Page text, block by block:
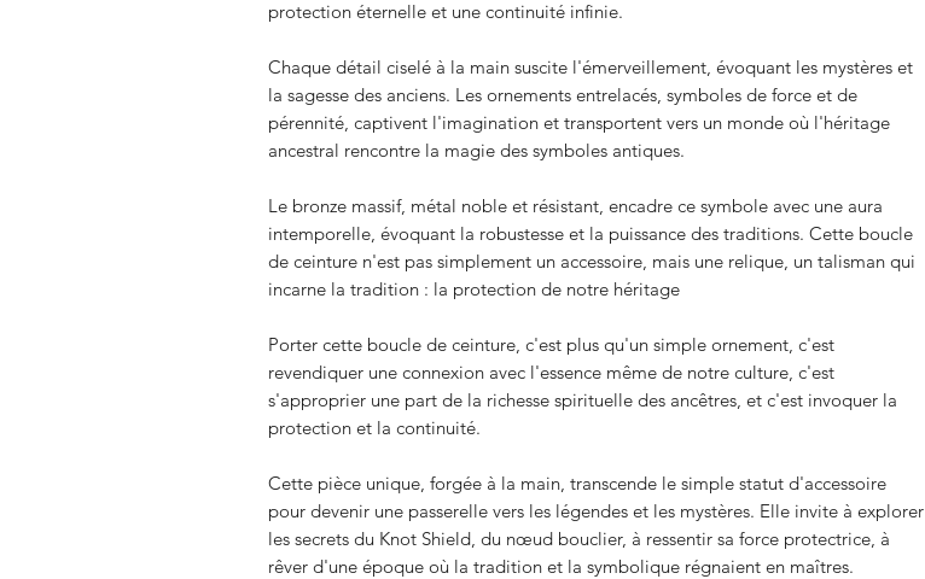
protection éternelle et une continuité infinie.
Chaque détail ciselé à la main suscite l'émerveillement, évoquant les mystères et
la sagesse des anciens. Les ornements entrelacés, symboles de force et de
pérennité, captivent l'imagination et transportent vers un monde où l'héritage
ancestral rencontre la magie des symboles antiques.
Le bronze massif, métal noble et résistant, encadre ce symbole avec une aura
intemporelle, évoquant la robustesse et la puissance des traditions. Cette boucle
de ceinture n'est pas simplement un accessoire, mais une relique, un talisman qui
incarne la tradition : la protection de notre héritage
Porter cette boucle de ceinture, c'est plus qu'un simple ornement, c'est
revendiquer une connexion avec l'essence même de notre culture, c'est
s'approprier une part de la richesse spirituelle des ancêtres, et c'est invoquer la
protection et la continuité.
Cette pièce unique, forgée à la main, transcende le simple statut d'accessoire
pour devenir une passerelle vers les légendes et les mystères. Elle invite à explorer
les secrets du Knot Shield, du nœud bouclier, à ressentir sa force protectrice, à
rêver d'une époque où la tradition et la symbolique régnaient en maîtres.